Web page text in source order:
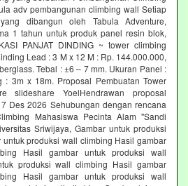
adv pembangunan climbing wall Setiap
dibangun oleh Tabula Adventure,
1 tahun untuk produk panel resin blok,
PANJAT DINDING ~ tower climbing
Lead : 3 M x 12 M : Rp. 144.000.000,
Tebal : ±6 – 7 mm. Ukuran Panel :
: 3m x 18m. Proposal Pembuatan Tower
slideshare YoelHendrawan proposal
Des 2026 Sehubungan dengan rencana
Mahasiswa Pecinta Alam "Sandi
Sriwijaya, Gambar untuk produksi
produksi wall climbing Hasil gambar
Hasil gambar untuk produksi wall
produksi wall climbing Hasil gambar
Hasil gambar untuk produksi wall